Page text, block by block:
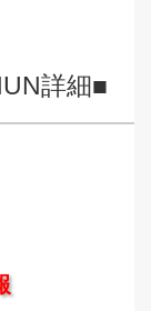
詳細■